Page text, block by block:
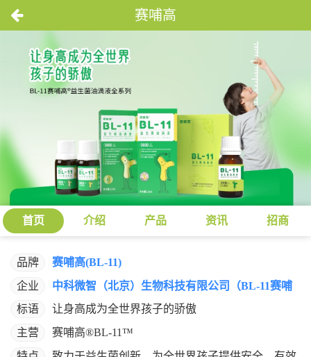
赛哺高
首页 介绍 产品 资讯 招商
品牌
赛哺高(BL-11)
企业
中科微智（北京）生物科技有限公司（BL-11赛哺
高）
标语
让身高成为全世界孩子的骄傲
主营
赛哺高®BL-11™